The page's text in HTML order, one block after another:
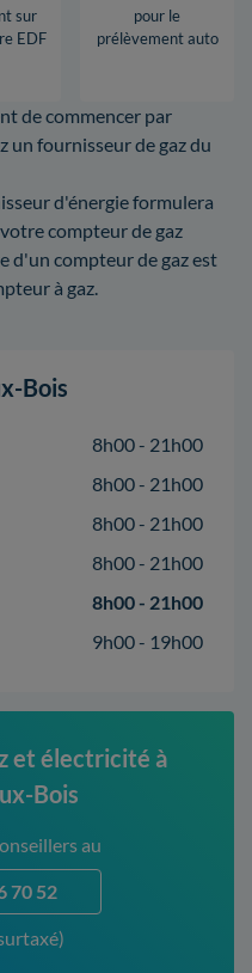
sur
EDF
pour le
prélèvement auto
de commencer par
un fournisseur de gaz du
d'énergie formulera
compteur de gaz
d'un compteur de gaz est
à gaz.
Bois
8h00 - 21h00
8h00 - 21h00
8h00 - 21h00
8h00 - 21h00
8h00 - 21h00
9h00 - 19h00
et électricité à
Bois
au
70 52